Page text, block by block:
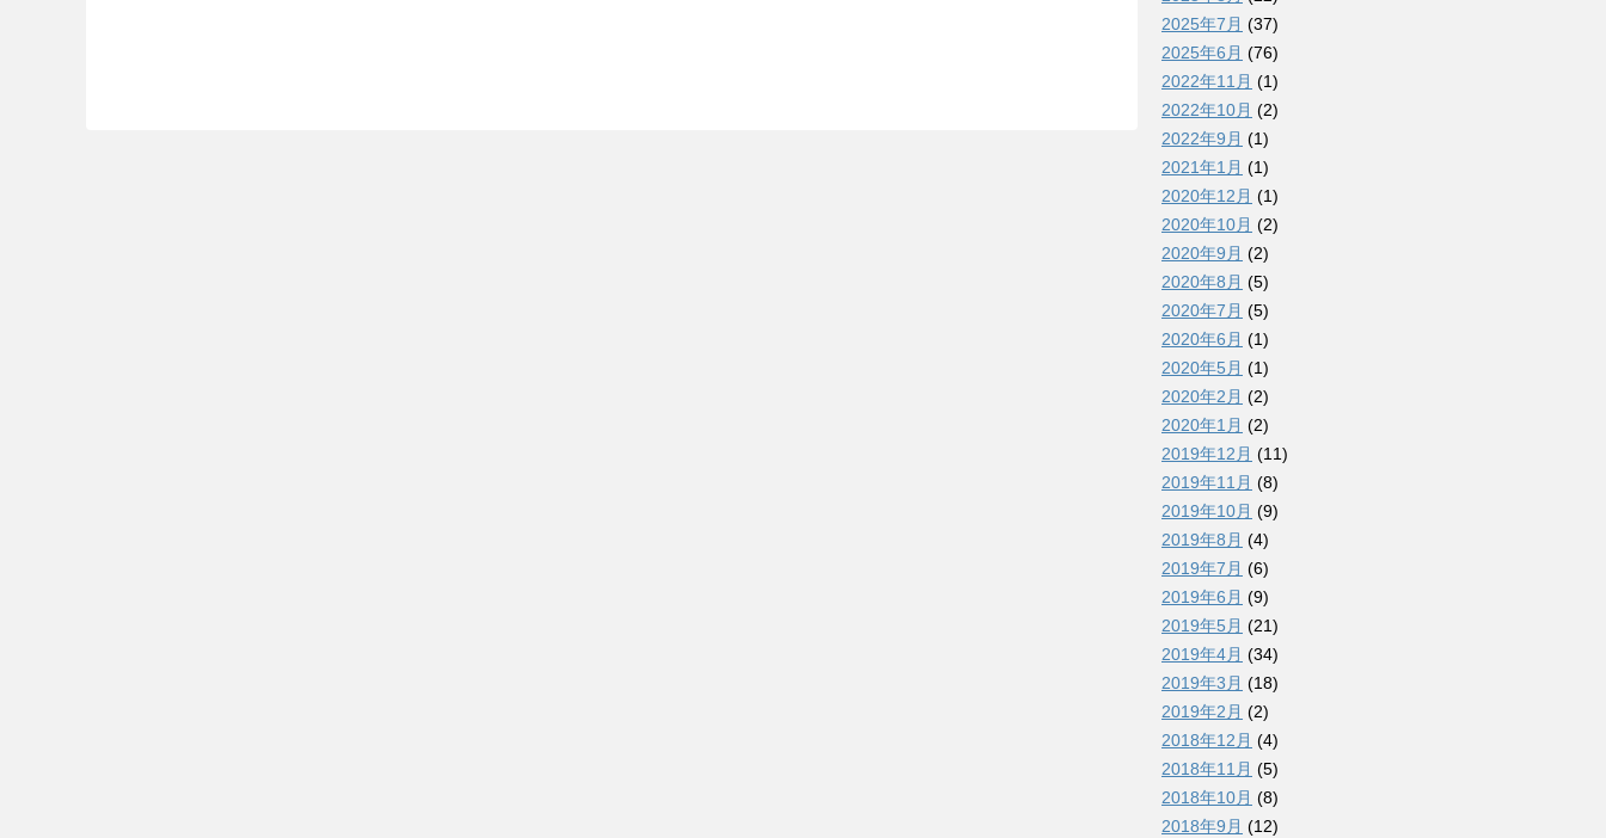
2025年7月 (37)
2025年6月 (76)
2022年11月 (1)
2022年10月 (2)
2022年9月 (1)
2021年1月 (1)
2020年12月 (1)
2020年10月 (2)
2020年9月 (2)
2020年8月 (5)
2020年7月 (5)
2020年6月 (1)
2020年5月 (1)
2020年2月 (2)
2020年1月 (2)
2019年12月 (11)
2019年11月 (8)
2019年10月 (9)
2019年8月 (4)
2019年7月 (6)
2019年6月 (9)
2019年5月 (21)
2019年4月 (34)
2019年3月 (18)
2019年2月 (2)
2018年12月 (4)
2018年11月 (5)
2018年10月 (8)
2018年9月 (12)